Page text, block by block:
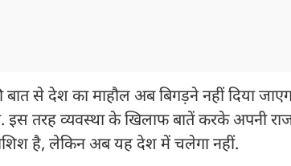
से देश का माहौल अब बिगड़ने नहीं दिया
इस तरह व्यवस्था के खिलाफ बातें करके अपनी
है, लेकिन अब यह देश में चलेगा नहीं.